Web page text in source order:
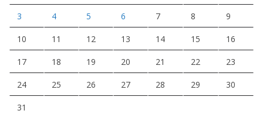
3 4 5 6 7 8 9
10 11 12 13 14 15 16
17 18 19 20 21 22 23
24 25 26 27 28 29 30
31